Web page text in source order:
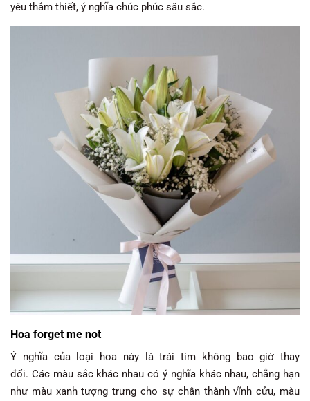
yêu thắm thiết, ý nghĩa chúc phúc sâu sắc.
Hoa forget me not
Ý nghĩa của loại hoa này là trái tim không bao giờ thay
đổi. Các màu sắc khác nhau có ý nghĩa khác nhau, chẳng hạn
như màu xanh tượng trưng cho sự chân thành vĩnh cửu, màu